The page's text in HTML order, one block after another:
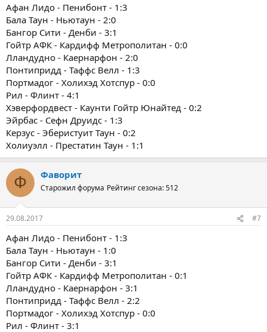
Афан Лидо - Пенибонт - 1:3
Бала Таун - Ньютаун - 2:0
Бангор Сити - Денби - 3:1
Гойтр АФК - Кардифф Метрополитан - 0:0
Лландудно - Каернарфон - 2:0
Понтипридд - Таффс Велл - 1:3
Портмадог - Холихэд Хотспур - 0:0
Рил - Флинт - 4:1
Хэверфордвест - Каунти Гойтр Юнайтед - 0:2
Эйрбас - Сефн Друидс - 1:3
Керзус - Эберистуит Таун - 0:2
Холиуэлл - Престатин Таун - 1:1
Ф Фаворит
Старожил форума Рейтинг сезона: 512
29.08.2017 #7
Афан Лидо - Пенибонт - 1:3
Бала Таун - Ньютаун - 1:0
Бангор Сити - Денби - 3:1
Гойтр АФК - Кардифф Метрополитан - 0:1
Лландудно - Каернарфон - 3:1
Понтипридд - Таффс Велл - 2:2
Портмадог - Холихэд Хотспур - 0:0
Рил - Флинт - 3:1